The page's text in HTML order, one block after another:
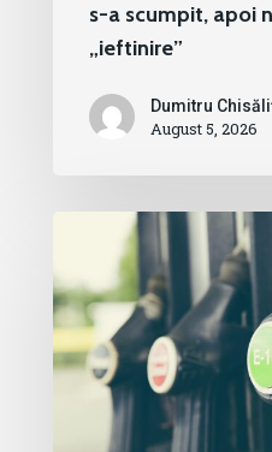
s-a scumpit, apoi
„ieftinire”
Dumitru
August 5, 2026